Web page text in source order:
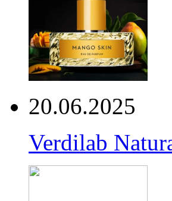
20.06.2025
Verdilab